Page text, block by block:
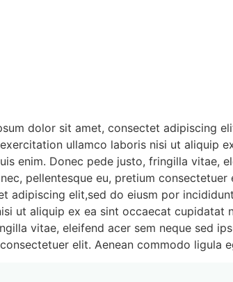
dolor sit amet, consectet adipiscing
ullamco laboris nisi ut aliquip
enim. Donec pede justo, fringilla vitae,
pellentesque eu, pretium
adipiscing elit,sed do eiusm por
ut aliquip ex ea sint occaecat cupidatat
vitae, eleifend acer sem neque sed
elit. Aenean commodo ligula